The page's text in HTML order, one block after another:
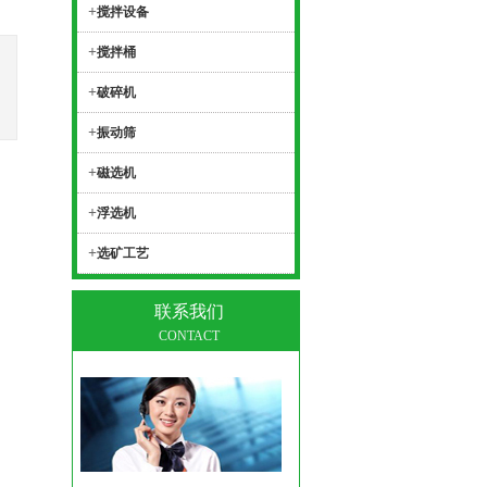
+搅拌设备
+搅拌桶
+破碎机
+振动筛
+磁选机
+浮选机
+选矿工艺
联系我们
CONTACT